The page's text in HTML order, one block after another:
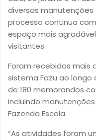
diversas manutenções
processo continua
espaço mais
visitantes.
Foram recebidos mais
sistema Fazu ao
de 180 memorandos
incluindo
Fazenda Escola.
“As atividades foram